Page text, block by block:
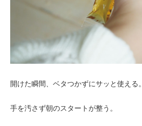
開けた瞬間、ベタつかずにサッと使える。
手を汚さず朝のスタートが整う。